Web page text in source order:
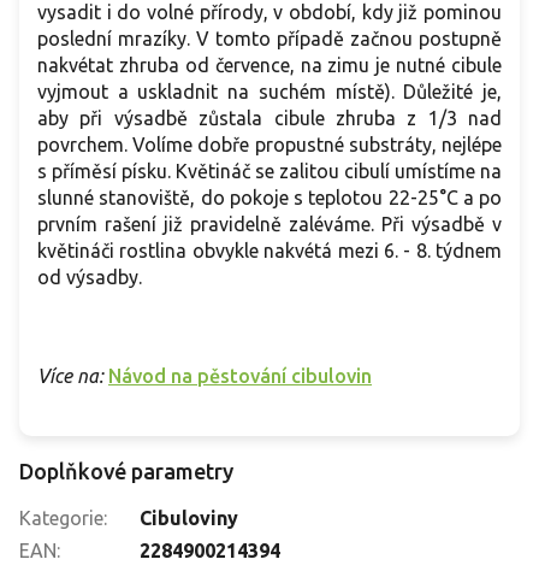
vysadit i do volné přírody, v období, kdy již pominou
poslední mrazíky. V tomto případě začnou postupně
nakvétat zhruba od července, na zimu je nutné cibule
vyjmout a uskladnit na suchém místě). Důležité je,
aby při výsadbě zůstala cibule zhruba z 1/3 nad
povrchem. Volíme dobře propustné substráty, nejlépe
s příměsí písku. Květináč se zalitou cibulí umístíme na
slunné stanoviště, do pokoje s teplotou 22-25°C a po
prvním rašení již pravidelně zaléváme. Při výsadbě v
květináči rostlina obvykle nakvétá mezi 6. - 8. týdnem
od výsadby.
Více na: Návod na pěstování cibulovin
Doplňkové parametry
Kategorie:
Cibuloviny
EAN:
2284900214394